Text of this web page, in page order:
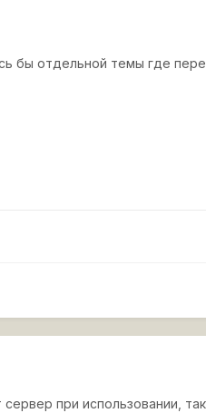
бы отдельной темы где
при использовании, так